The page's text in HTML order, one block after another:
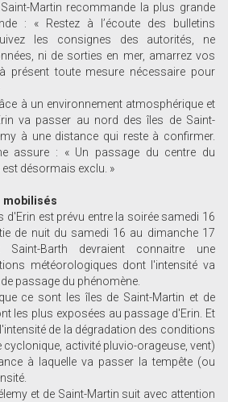
Martin recommande la plus grande
: « Restez à l’écoute des bulletins
les consignes des autorités, ne
ni de sorties en mer, amarrez vos
présent toute mesure nécessaire pour
à un environnement atmosphérique et
va passer au nord des îles de Saint-
à une distance qui reste à confirmer.
assure : « Un passage du centre du
désormais exclu. »
mobilisés
d'Erin est prévu entre la soirée samedi 16
de nuit du samedi 16 au dimanche 17
Barth devraient connaitre une
météorologiques dont l'intensité va
passage du phénomène.
ce sont les îles de Saint-Martin et de
les plus exposées au passage d'Erin. Et
de la dégradation des conditions
activité pluvio-orageuse, vent)
à laquelle va passer la tempête (ou
et de Saint-Martin suit avec attention